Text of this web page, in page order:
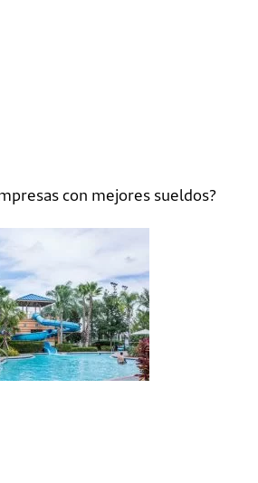
con mejores sueldos?